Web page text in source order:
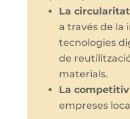
La
a través de la
tecnologies
de
materials.
La
empreses